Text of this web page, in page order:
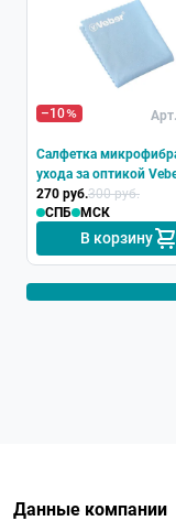
–10
Салфетка
ухода за оптикой
270 руб.300 руб.
СПБ
МСК
В корзину
Данные компании